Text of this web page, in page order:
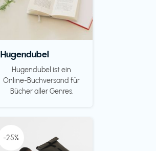
Hugendubel
Hugendubel ist ein
Online-Buchversand für
Bücher aller Genres.
-25%